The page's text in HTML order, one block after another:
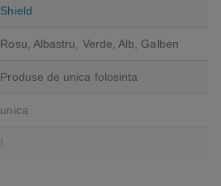
Shield
Rosu, Albastru, Verde, Alb, Galben
Produse de unica folosinta
unica
I